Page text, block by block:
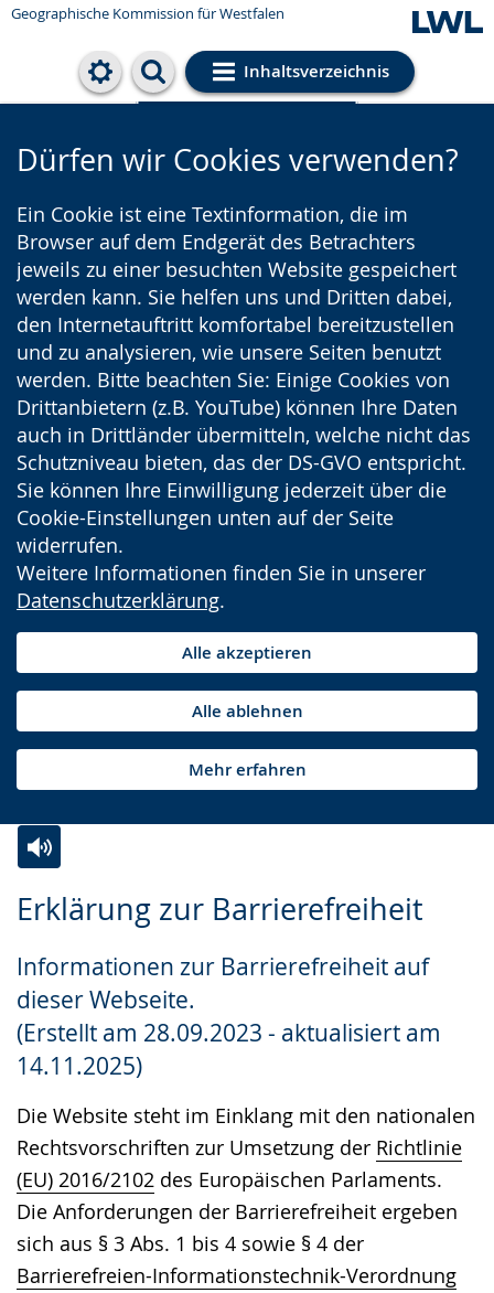
Geographische Kommission für Westfalen
Inhaltsverzeichnis
Cookie-Einstellungen
Dürfen wir Cookies verwenden?
Ein Cookie ist eine Textinformation, die im
Browser auf dem Endgerät des Betrachters
jeweils zu einer besuchten Website gespeichert
werden kann. Sie helfen uns und Dritten dabei,
den Internetauftritt komfortabel bereitzustellen
und zu analysieren, wie unsere Seiten benutzt
werden. Bitte beachten Sie: Einige Cookies von
Drittanbietern (z.B. YouTube) können Ihre Daten
auch in Drittländer übermitteln, welche nicht das
Schutzniveau bieten, das der DS-GVO entspricht.
Sie können Ihre Einwilligung jederzeit über die
Cookie-Einstellungen unten auf der Seite
widerrufen.
Weitere Informationen finden Sie in unserer
Datenschutzerklärung.
Alle akzeptieren
Alle ablehnen
Mehr erfahren
Erklärung zur Barrierefreiheit
Informationen zur Barrierefreiheit auf
dieser Webseite.
(Erstellt am 28.09.2023 - aktualisiert am
14.11.2025)
Die Website steht im Einklang mit den nationalen
Rechtsvorschriften zur Umsetzung der Richtlinie
(EU) 2016/2102 des Europäischen Parlaments.
Die Anforderungen der Barrierefreiheit ergeben
sich aus § 3 Abs. 1 bis 4 sowie § 4 der
Barrierefreien-Informationstechnik-Verordnung
Leichten
wechseln.
Audio-
Video
Deutscher
Gebärdensprache
wird
angezeigt.